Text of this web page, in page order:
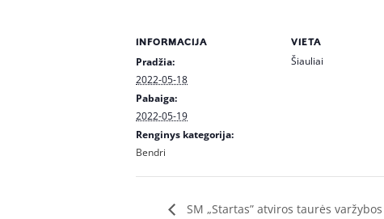
INFORMACIJA
Pradžia:
2022-05-18
Pabaiga:
2022-05-19
Renginys kategorija:
Bendri
VIETA
Šiauliai
SM „Startas” atviros taurės varžybos